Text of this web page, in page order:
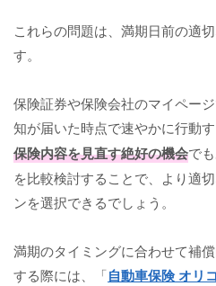
これらの問題は、満期日前の適
す。
保険証券や保険会社のマイペー
知が届いた時点で速やかに行動す
保険内容を見直す絶好の機会で
を比較検討することで、より適
ンを選択できるでしょう。
満期のタイミングに合わせて補
する際には、「自動車保険 オリ